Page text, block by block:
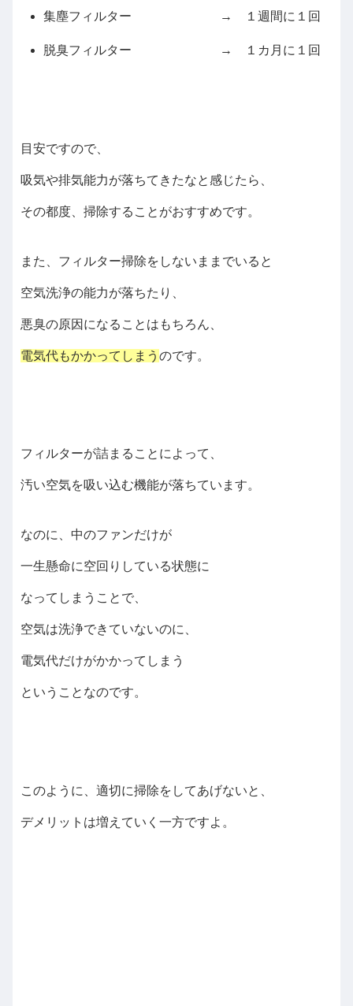
集塵フィルター → １週間に１回
脱臭フィルター → １カ月に１回
目安ですので、
吸気や排気能力が落ちてきたなと感じたら、
その都度、掃除することがおすすめです。
また、フィルター掃除をしないままでいると
空気洗浄の能力が落ちたり、
悪臭の原因になることはもちろん、
電気代もかかってしまう のです。
フィルターが詰まることによって、
汚い空気を吸い込む機能が落ちています。
なのに、中のファンだけが
一生懸命に空回りしている状態に
なってしまうことで、
空気は洗浄できていないのに、
電気代だけがかかってしまう
ということなのです。
このように、適切に掃除をしてあげないと、
デメリットは増えていく一方ですよ。